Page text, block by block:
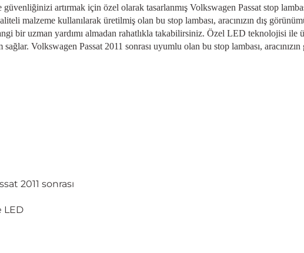
artırmak için özel olarak tasarlanmış Volkswagen Passat stop
malzeme kullanılarak üretilmiş olan bu stop lambası, aracınızın dış
bir uzman yardımı almadan rahatlıkla takabilirsiniz. Özel LED teknolojisi ile
Volkswagen Passat 2011 sonrası uyumlu olan bu stop lambası,
2011 sonrası
LED